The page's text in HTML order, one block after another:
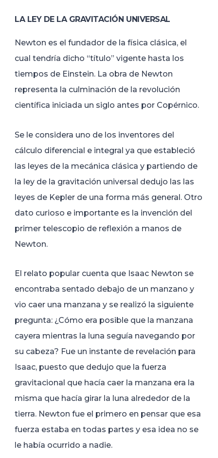
LA LEY DE LA GRAVITACIÓN UNIVERSAL
Newton es el fundador de la física clásica, el
cual tendría dicho “título” vigente hasta los
tiempos de Einstein. La obra de Newton
representa la culminación de la revolución
científica iniciada un siglo antes por Copérnico.
Se le considera uno de los inventores del
cálculo diferencial e integral ya que estableció
las leyes de la mecánica clásica y partiendo de
la ley de la gravitación universal dedujo las las
leyes de Kepler de una forma más general. Otro
dato curioso e importante es la invención del
primer telescopio de reflexión a manos de
Newton.
El relato popular cuenta que Isaac Newton se
encontraba sentado debajo de un manzano y
vio caer una manzana y se realizó la siguiente
pregunta: ¿Cómo era posible que la manzana
cayera mientras la luna seguía navegando por
su cabeza? Fue un instante de revelación para
Isaac, puesto que dedujo que la fuerza
gravitacional que hacía caer la manzana era la
misma que hacía girar la luna alrededor de la
tierra. Newton fue el primero en pensar que esa
fuerza estaba en todas partes y esa idea no se
le había ocurrido a nadie.